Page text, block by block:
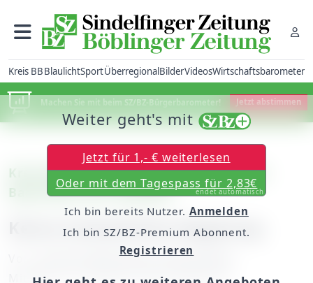
Kreis BBBlaulichtSportÜberregionalBilderVideosWirtschaftsbarometer
Machen Sie mit beim SZ/BZ-Bürgerbarometer! Jetzt abstimmen
Kreis Böblingen: Parkgebühren an den
Bahnhöfen der Gäubahn
Keine einheitliche Regelung
unserem Mitarbeiter Konrad Buck
Mittwoch, 10. Februar 2010, 00:00 Uhr
Weiter geht's mit
Jetzt für 1,- € weiterlesen
Oder mit dem Tagespass für 2,83€
endet automatisch
Ich bin bereits Nutzer. Anmelden
Ich bin SZ/BZ-Premium Abonnent.
Registrieren